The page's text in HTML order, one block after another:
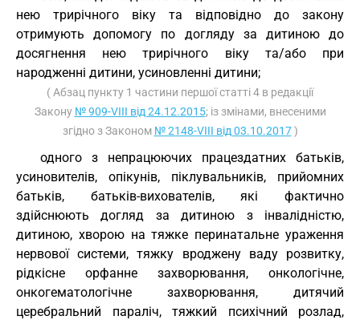
нею трирічного віку та відповідно до закону
отримують допомогу по догляду за дитиною до
досягнення нею трирічного віку та/або при
народженні дитини, усиновленні дитини;
( Абзац пункту 1 частини першої статті 4 в редакції
Закону № 909-VIII від 24.12.2015; із змінами, внесеними
згідно з Законом № 2148-VIII від 03.10.2017)
одного з непрацюючих працездатних батьків,
усиновителів, опікунів, піклувальників, прийомних
батьків, батьків-вихователів, які фактично
здійснюють догляд за дитиною з інвалідністю,
дитиною, хворою на тяжке перинатальне ураження
нервової системи, тяжку вроджену ваду розвитку,
рідкісне орфанне захворювання, онкологічне,
онкогематологічне захворювання, дитячий
церебральний параліч, тяжкий психічний розлад,